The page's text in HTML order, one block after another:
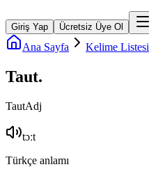
Giriş Yap Ücretsiz Üye Ol
Ana Sayfa Kelime Listesi
Taut.
TautAdj
tɔːt
Türkçe anlamı